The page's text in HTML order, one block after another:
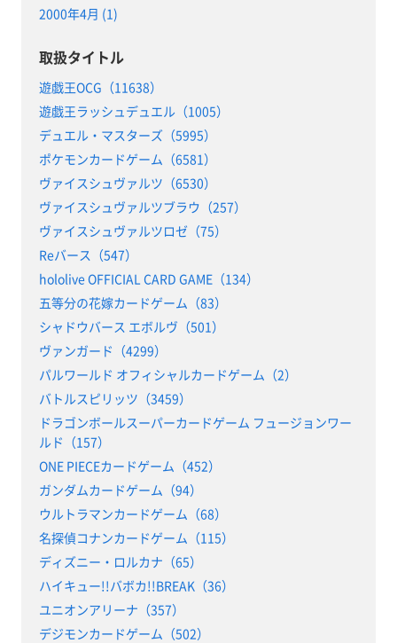
2000年4月 (1)
取扱タイトル
遊戯王OCG（11638）
遊戯王ラッシュデュエル（1005）
デュエル・マスターズ（5995）
ポケモンカードゲーム（6581）
ヴァイスシュヴァルツ（6530）
ヴァイスシュヴァルツブラウ（257）
ヴァイスシュヴァルツロゼ（75）
Reバース（547）
hololive OFFICIAL CARD GAME（134）
五等分の花嫁カードゲーム（83）
シャドウバース エボルヴ（501）
ヴァンガード（4299）
パルワールド オフィシャルカードゲーム（2）
バトルスピリッツ（3459）
ドラゴンボールスーパーカードゲーム フュージョンワー
ルド（157）
ONE PIECEカードゲーム（452）
ガンダムカードゲーム（94）
ウルトラマンカードゲーム（68）
名探偵コナンカードゲーム（115）
ディズニー・ロルカナ（65）
ハイキュー!!バボカ!!BREAK（36）
ユニオンアリーナ（357）
デジモンカードゲーム（502）